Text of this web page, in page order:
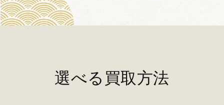
選べる買取方法